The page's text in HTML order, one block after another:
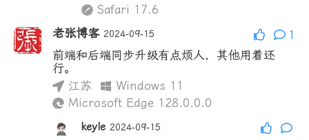
Safari 17.6
老张博客 2024-09-15
1
前端和后端同步升级有点烦人，其他用着还
行。
江苏
Windows 11
Microsoft Edge 128.0.0.0
keyle 2024-09-15